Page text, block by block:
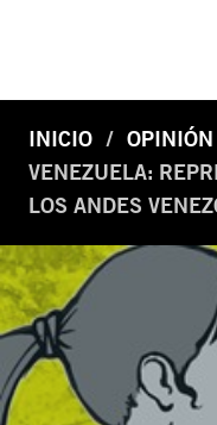
INICIO
OPINIÓN
VENEZUELA:
LOS ANDES